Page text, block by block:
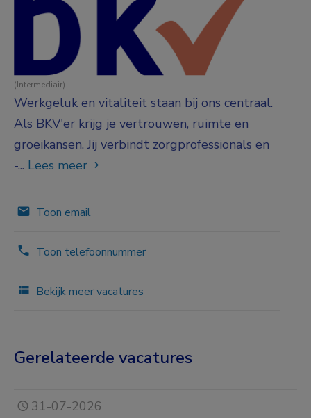
(Intermediair)
Werkgeluk en vitaliteit staan bij ons centraal.
Als BKV'er krijg je vertrouwen, ruimte en
groeikansen. Jij verbindt zorgprofessionals en
-... Lees meer
Toon email
Toon telefoonnummer
Bekijk meer vacatures
Gerelateerde vacatures
31-07-2026